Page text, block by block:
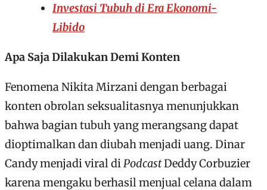
Investasi Tubuh di Era Ekonomi-
Libido
Apa Saja Dilakukan Demi Konten
Fenomena Nikita Mirzani dengan berbagai
konten obrolan seksualitasnya menunjukkan
bahwa bagian tubuh yang merangsang dapat
dioptimalkan dan diubah menjadi uang. Dinar
Candy menjadi viral diPodcastDeddy Corbuzier
karena mengaku berhasil menjual celana dalam